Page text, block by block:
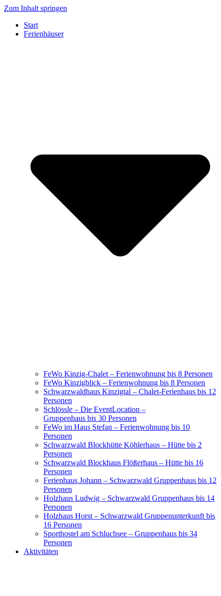
Zum Inhalt springen
Start
Ferienhäuser
FeWo Kinzig-Chalet – Ferienwohnung bis 8 Personen
FeWo Kinzigblick – Ferienwohnung bis 8 Personen
Schwarzwaldhaus Kinzigtal – Chalet-Ferienhaus bis 12
Personen
Schlössle – Die EventLocation –
Gruppenhaus bis 30 Personen
FeWo im Haus Stefan – Ferienwohnung bis 10
Personen
Schwarzwald Blockhütte Köhlerhaus – Hütte bis 2
Personen
Schwarzwald Blockhaus Flößerhaus – Hütte bis 16
Personen
Ferienhaus Johann – Schwarzwald Gruppenhaus bis 12
Personen
Holzhaus Ludwig – Schwarzwald Gruppenhaus bis 14
Personen
Holzhaus Horst – Schwarzwald Gruppenunterkunft bis
16 Personen
Sporthostel am Schluchsee – Gruppenhaus bis 34
Personen
Aktivitäten